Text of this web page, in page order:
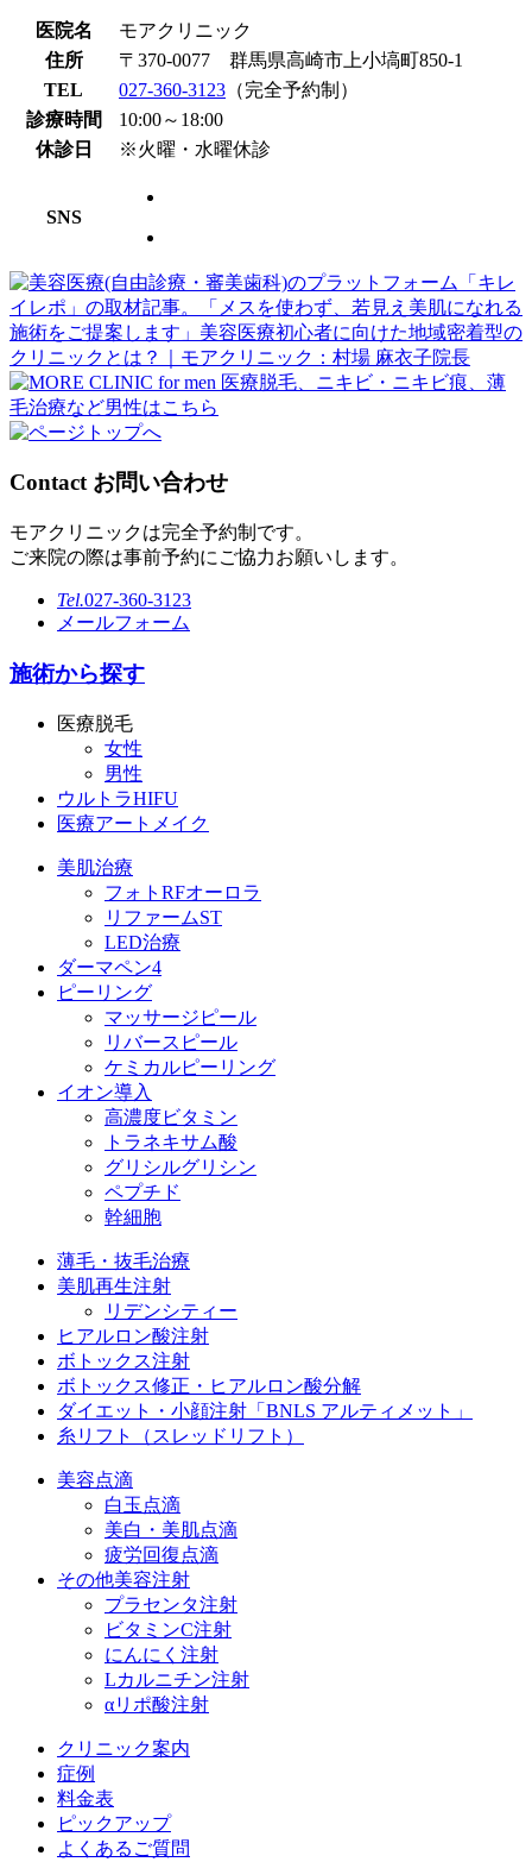
医院名
モアクリニック
住所
〒370-0077 群馬県高崎市上小塙町850-1
TEL
027-360-3123 （完全予約制）
診療時間
10:00～18:00
休診日
※火曜・水曜休診
SNS
Contact お問い合わせ
モアクリニックは完全予約制です。
ご来院の際は事前予約にご協力お願いします。
Tel.027-360-3123
メールフォーム
施術から探す
医療脱毛
女性
男性
ウルトラHIFU
医療アートメイク
美肌治療
フォトRFオーロラ
リファームST
LED治療
ダーマペン4
ピーリング
マッサージピール
リバースピール
ケミカルピーリング
イオン導入
高濃度ビタミン
トラネキサム酸
グリシルグリシン
ペプチド
幹細胞
薄毛・抜毛治療
美肌再生注射
リデンシティー
ヒアルロン酸注射
ボトックス注射
ボトックス修正・ヒアルロン酸分解
ダイエット・小顔注射 「BNLS アルティメット」
糸リフト（スレッドリフト）
美容点滴
白玉点滴
美白・美肌点滴
疲労回復点滴
その他美容注射
プラセンタ注射
ビタミンC注射
にんにく注射
Lカルニチン注射
αリポ酸注射
クリニック案内
症例
料金表
ピックアップ
よくあるご質問